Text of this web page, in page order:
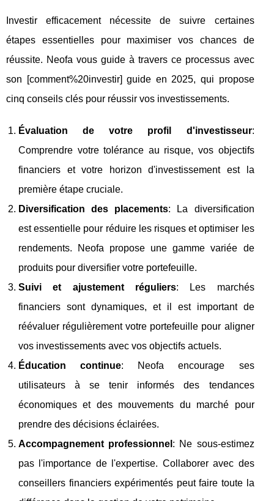
Investir efficacement nécessite de suivre certaines
étapes essentielles pour maximiser vos chances de
réussite. Neofa vous guide à travers ce processus avec
son [comment%20investir] guide en 2025, qui propose
cinq conseils clés pour réussir vos investissements.
Évaluation de votre profil d'investisseur:
Comprendre votre tolérance au risque, vos objectifs
financiers et votre horizon d'investissement est la
première étape cruciale.
Diversification des placements: La diversification
est essentielle pour réduire les risques et optimiser les
rendements. Neofa propose une gamme variée de
produits pour diversifier votre portefeuille.
Suivi et ajustement réguliers: Les marchés
financiers sont dynamiques, et il est important de
réévaluer régulièrement votre portefeuille pour aligner
vos investissements avec vos objectifs actuels.
Éducation continue: Neofa encourage ses
utilisateurs à se tenir informés des tendances
économiques et des mouvements du marché pour
prendre des décisions éclairées.
Accompagnement professionnel : Ne sous-estimez
pas l'importance de l'expertise. Collaborer avec des
conseillers financiers expérimentés peut faire toute la